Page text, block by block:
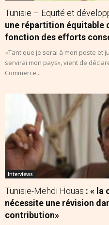
Tunisie – Equité et
une répartition équitable
fonction des efforts
«Tant que je serai à mon poste et
servirai mon pays», vient de
Commerce...
Interviews
Tunisie-Mehdi Houas : « la
nécessite une révision
contribution»